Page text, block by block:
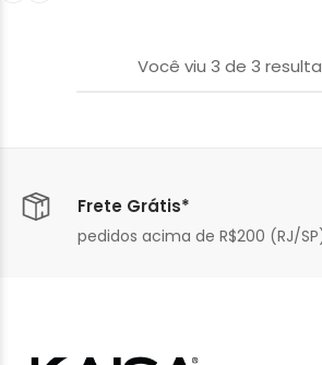
Você viu 3 de 3
Frete Grátis*
pedidos acima de R$200 (RJ/